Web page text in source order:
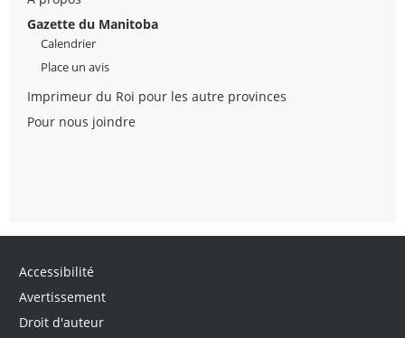
Gazette du Manitoba
Calendrier
Place un avis
Imprimeur du Roi pour les autre provinces
Pour nous joindre
Accessibilité
Avertissement
Droit d'auteur